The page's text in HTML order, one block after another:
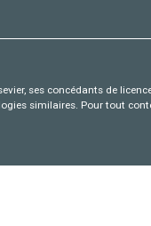
ses concédants de
similaires. Pour tout